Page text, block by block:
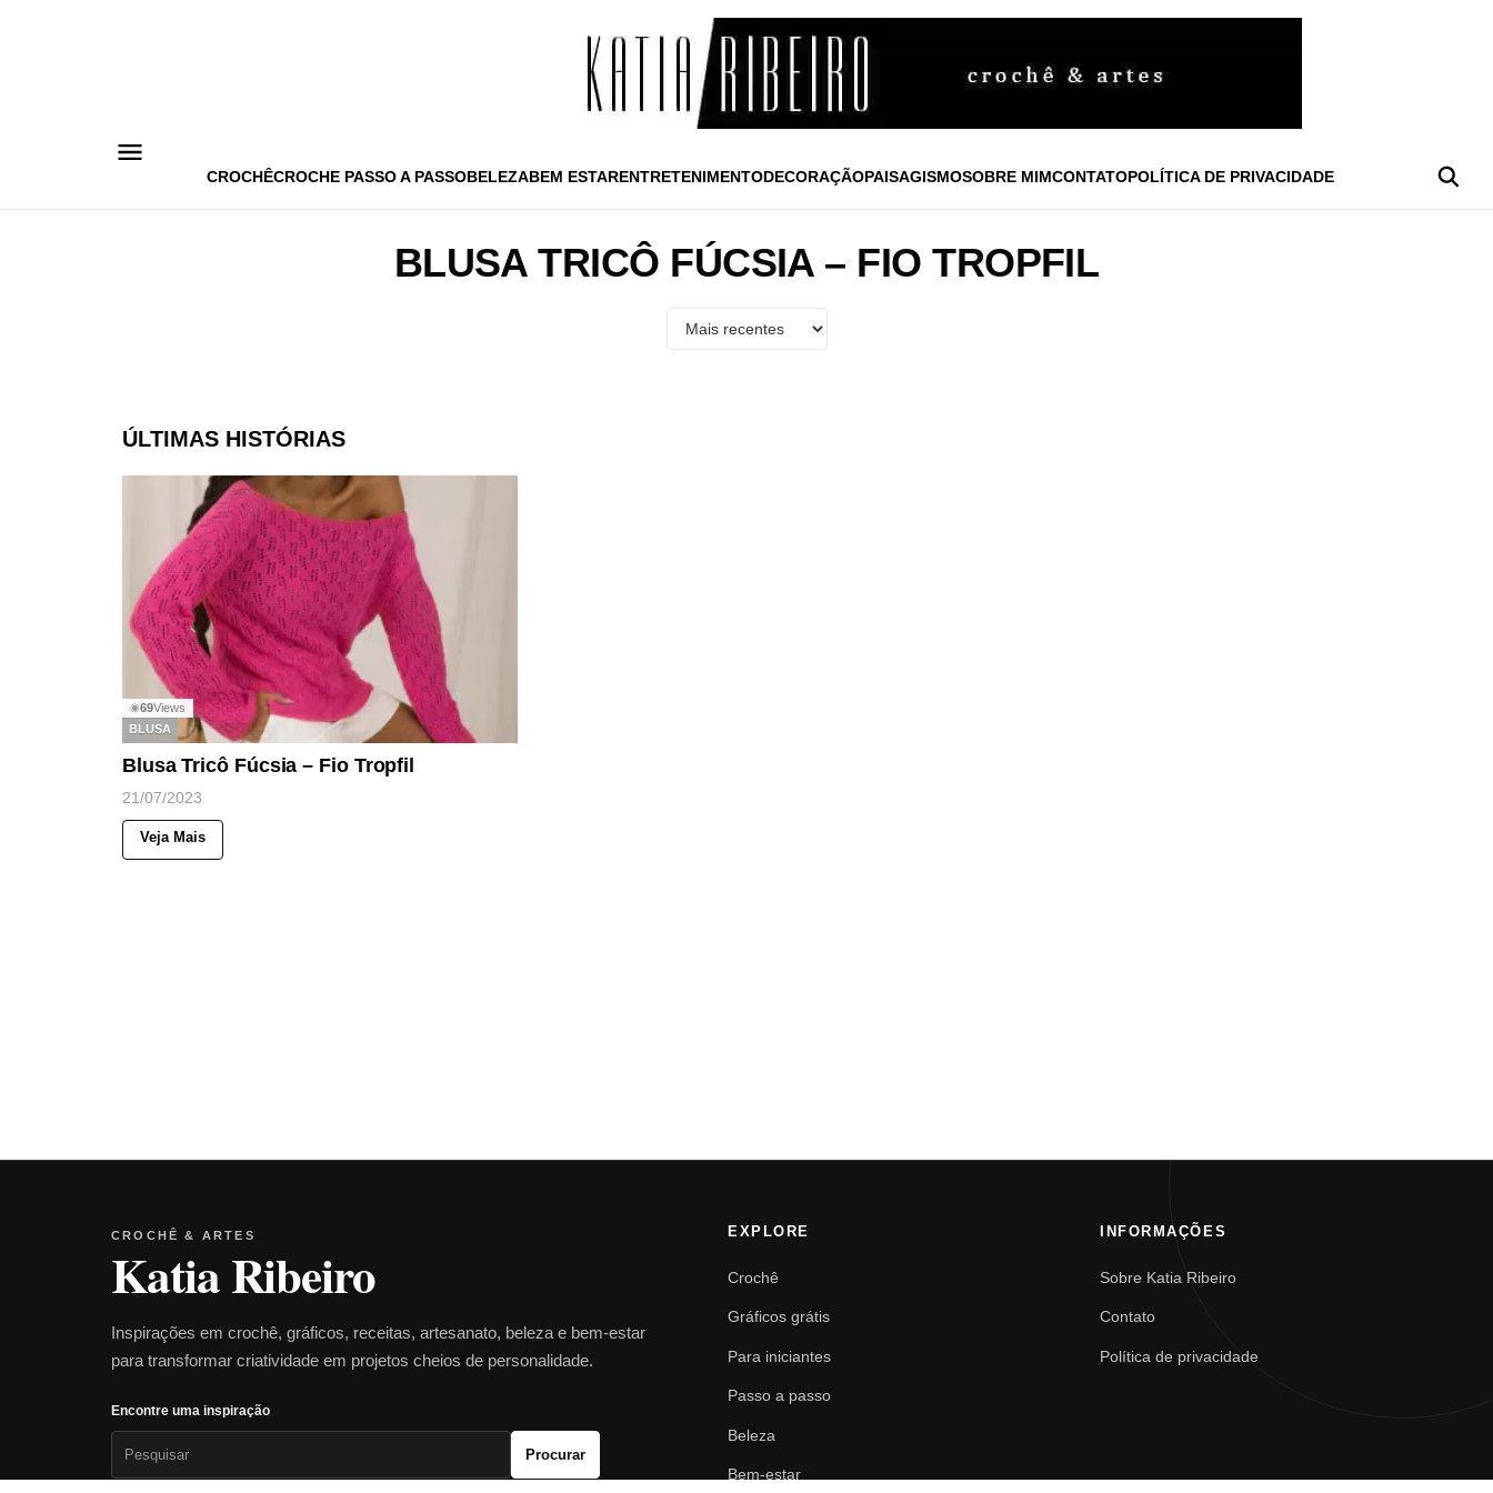
CROCHÊCROCHE PASSO A PASSOBELEZABEM ESTARENTRETENIMENTODECORAÇÃOPAISAGISMOSOBRE MIMCONTATOPOLÍTICA DE PRIVACIDADE
BLUSA TRICÔ FÚCSIA – FIO TROPFIL
ÚLTIMAS HISTÓRIAS
◉69Views
BLUSA
Blusa Tricô Fúcsia – Fio Tropfil
21/07/2023
Veja Mais
CROCHÊ & ARTES
Katia Ribeiro
Inspirações em crochê, gráficos, receitas, artesanato, beleza e bem-estar
para transformar criatividade em projetos cheios de personalidade.
Encontre uma inspiração
Procurar
EXPLORE
Crochê
Gráficos grátis
Para iniciantes
Passo a passo
Beleza
Bem-estar
INFORMAÇÕES
Sobre Katia Ribeiro
Contato
Política de privacidade